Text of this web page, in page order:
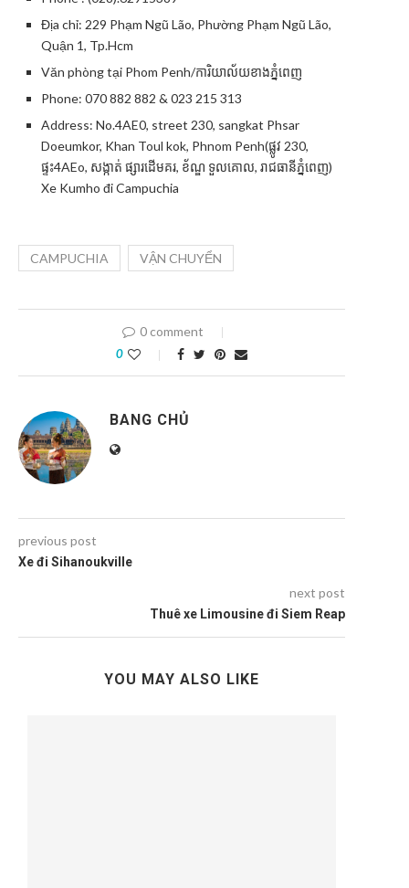
Địa chỉ: 229 Phạm Ngũ Lão, Phường Phạm Ngũ Lão,
Quận 1, Tp.Hcm
Văn phòng tại Phom Penh/ការិយាល័យខាងភ្នំពេញ
Phone: 070 882 882 & 023 215 313
Address: No.4AE0, street 230, sangkat Phsar
Doeumkor, Khan Toul kok, Phnom Penh(ផ្លូវ​ 230,
ផ្ទះ4AEo, សង្កាត់​ ផ្សារដេីមគរ​, ខ័ណ្ឌ​ ទួលគោល,​ រាជធានីភ្នំពេញ)
Xe Kumho đi Campuchia
CAMPUCHIA VẬN CHUYỂN
0 comment
0
BANG CHỦ
previous post
Xe đi Sihanoukville
next post
Thuê xe Limousine đi Siem Reap
YOU MAY ALSO LIKE